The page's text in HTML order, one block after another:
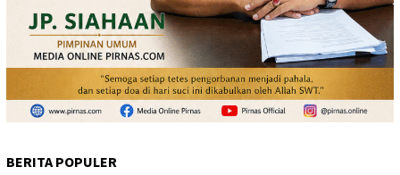
BERITA POPULER